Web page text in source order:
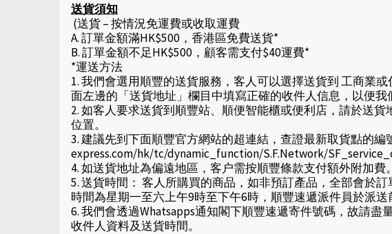
送貨須知
(送貨 – 按情況免運費或收取運費
A. 訂單金額滿HK$500，香港區免費送貨*
B. 訂單金額不足HK$500，顧客需支付$40運費*
*運送方法
1. 我們會選用順豐的送貨服務，客人可以選擇送貨到 工商業
面左邊的「送貨地址」欄目中填寫正確的收件人信息，以便
2. 如客人要求送貨到順豐站、順便智能櫃或便利店，請於送
位置。
3. 建議先到下面順豐官方網站的超連結，查證最新取貨點的
express.com/hk/tc/dynamic_function/S.F.Network/
4. 如送貨地址為偏遠地區，客户需按順豐條款支付額外附加費。
5. 送貨時間： 客人所購買的商品，如非預訂產品，全部會於
時間為星期一至六上午9時至下午6時，順豐速遞派件員於派送
6. 我們會透過Whatsapps通知閣下順豐速遞寄件號碼，故請
收件人資料及送貨時間。